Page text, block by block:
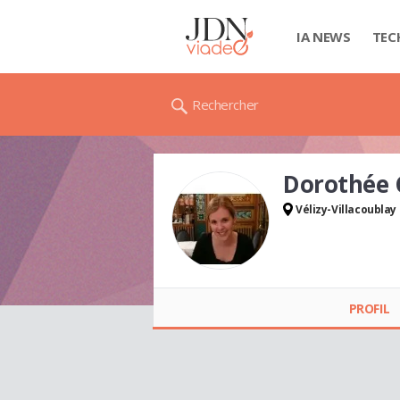
IA NEWS
Rechercher
CHEVALLIER
Dorothée
Vélizy-Villacoublay
PROFIL